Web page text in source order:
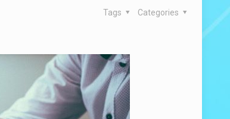
Categories
Tags